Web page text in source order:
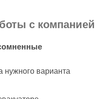
с компанией
нужного варианта